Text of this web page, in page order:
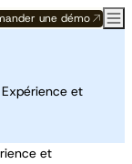
une démo
et
et